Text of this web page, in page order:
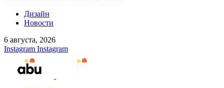
Дизайн
Новости
6 августа, 2026
Instagram Instagram